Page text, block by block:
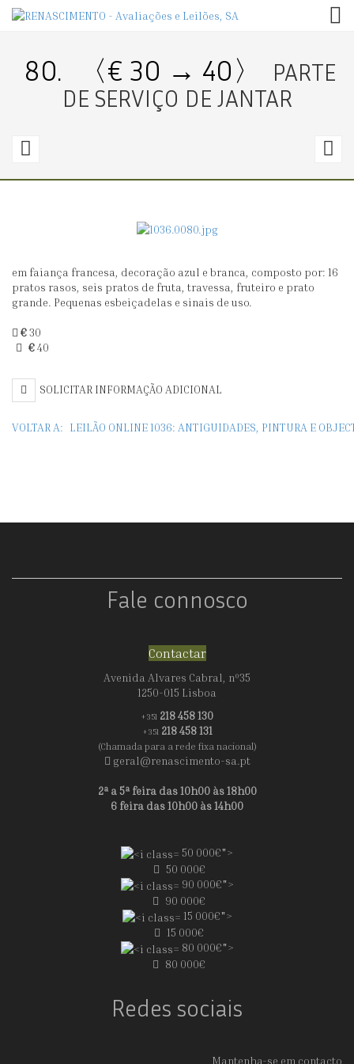
80. 〈€ 30 → 40〉
PARTE
DE SERVIÇO DE JANTAR
〈€
SERVIÇO
DE
JANTAR,
CHÁ
E
CAFÉ
ORIENTAL
em faiança francesa, decoração azul e branca, composto por: 16
pratos rasos, seis pratos de fruta, travessa, fruteiro e prato
grande. Pequenas esbeiçadelas e sinais de uso.
€30
€40
SOLICITAR INFORMAÇÃO ADICIONAL
VOLTAR A: LEILÃO ONLINE 1036: ANTIGUIDADES, PINTURA E
Fale connosco
Contactar
Avenida Alvares Cabral, nº35
1250-015 Lisboa
+351 218 458 130
+351 218 458 131
(Chamada para a rede fixa nacional)
geral@renascimento-sa.pt
2ª a 5ª feira das 10h00 às 18h00
6 feira das 10h00 às 14h00
50 000€">
50 000€
90 000€">
90 000€
15 000€">
15 000€
80 000€">
80 000€
Redes sociais
Mantenha-se em contacto